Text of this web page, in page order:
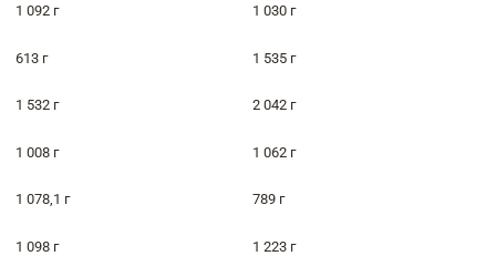
1 092 г 1 030 г
613 г 1 535 г
1 532 г 2 042 г
1 008 г 1 062 г
1 078,1 г 789 г
1 098 г 1 223 г